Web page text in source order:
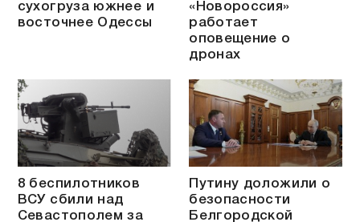
сухогруза южнее и
восточнее Одессы
«Новороссия»
работает
оповещение о
дронах
8 беспилотников
ВСУ сбили над
Севастополем за
Путину доложили о
безопасности
Белгородской